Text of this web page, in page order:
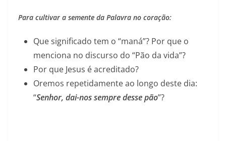
Para cultivar a semente da Palavra no coração:
Que significado tem o “maná”? Por que o
menciona no discurso do “Pão da vida”?
Por que Jesus é acreditado?
Oremos repetidamente ao longo deste dia:
“Senhor, dai-nos sempre desse pão”?